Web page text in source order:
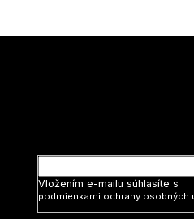
Vložením e-mailu súhlasíte s
podmienkami ochrany osobných